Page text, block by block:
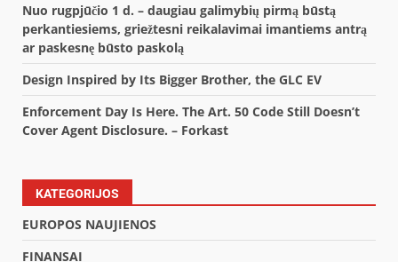
Nuo rugpjūčio 1 d. – daugiau galimybių pirmą būstą
perkantiesiems, griežtesni reikalavimai imantiems antrą
ar paskesnę būsto paskolą
Design Inspired by Its Bigger Brother, the GLC EV
Enforcement Day Is Here. The Art. 50 Code Still Doesn’t
Cover Agent Disclosure. – Forkast
KATEGORIJOS
EUROPOS NAUJIENOS
FINANSAI